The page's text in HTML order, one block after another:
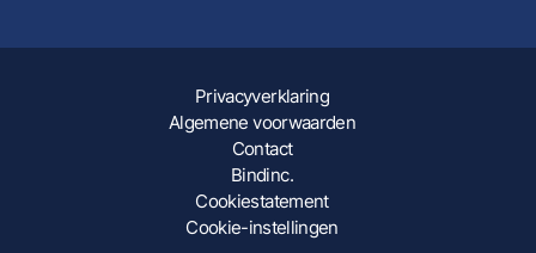
Privacyverklaring
Algemene voorwaarden
Contact
Bindinc.
Cookiestatement
Cookie-instellingen